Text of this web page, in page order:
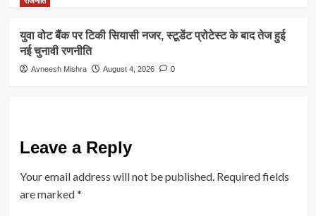
युवा वोट बैंक पर टिकी सियासी नजर, स्टूडेंट प्रोटेस्ट के बाद तेज हुई
नई चुनावी रणनीति
Avneesh Mishra August 4, 2026 0
Leave a Reply
Your email address will not be published. Required fields
are marked*